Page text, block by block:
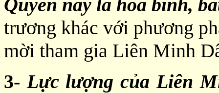
Quyền này là hòa bình,
trương khác với phương
mời tham gia Liên Minh
3- Lực lượng của Liên